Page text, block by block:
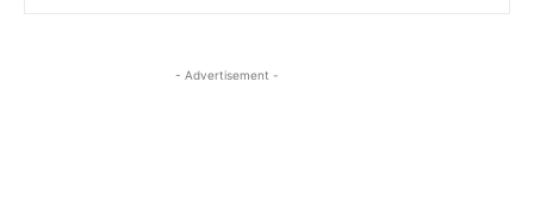
- Advertisement -